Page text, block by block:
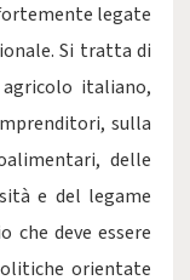
legate
Si tratta di
italiano,
sulla
delle
e del legame
che deve essere
orientate